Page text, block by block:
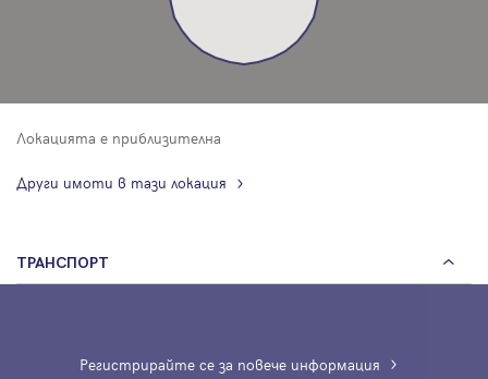
Локацията е приблизителна
Други имоти в тази локация
ТРАНСПОРТ
Регистрирайте се за повече информация